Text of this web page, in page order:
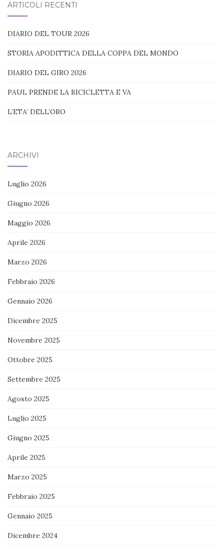
ARTICOLI RECENTI
DIARIO DEL TOUR 2026
STORIA APODITTICA DELLA COPPA DEL MONDO
DIARIO DEL GIRO 2026
PAUL PRENDE LA BICICLETTA E VA
L’ETA’ DELL’ORO
ARCHIVI
Luglio 2026
Giugno 2026
Maggio 2026
Aprile 2026
Marzo 2026
Febbraio 2026
Gennaio 2026
Dicembre 2025
Novembre 2025
Ottobre 2025
Settembre 2025
Agosto 2025
Luglio 2025
Giugno 2025
Aprile 2025
Marzo 2025
Febbraio 2025
Gennaio 2025
Dicembre 2024